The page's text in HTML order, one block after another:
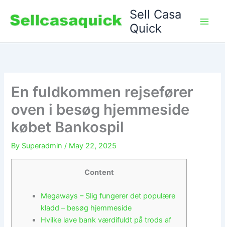
Sell Casa
Quick
En fuldkommen rejsefører
oven i besøg hjemmeside
købet Bankospil
By Superadmin / May 22, 2025
Content
Megaways – Slig fungerer det populære
kladd – besøg hjemmeside
Hvilke lave bank værdifuldt på trods af